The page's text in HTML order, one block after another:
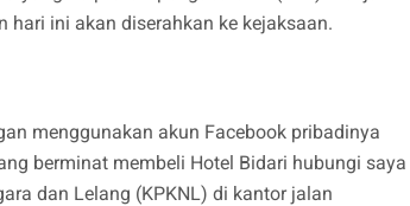
hari ini akan diserahkan ke kejaksaan.
menggunakan akun Facebook pribadinya
berminat membeli Hotel Bidari hubungi saya
dan Lelang (KPKNL) di kantor jalan